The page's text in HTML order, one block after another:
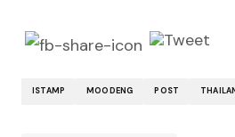
ISTAMP MOODENG POST